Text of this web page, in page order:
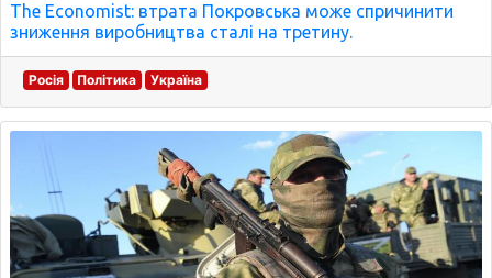
The Economist: втрата Покровська може спричинити
зниження виробництва сталі на третину.
Росія Політика Україна